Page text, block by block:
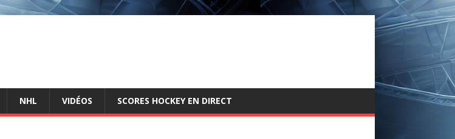
NHL VIDÉOS SCORES HOCKEY EN DIRECT